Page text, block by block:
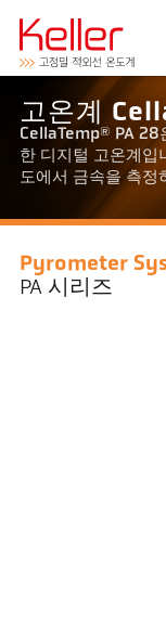
고온계
CellaTemp® PA 28
한 디지털 고온계입
도에서 금속을 측정
Pyrometer
PA 시리즈